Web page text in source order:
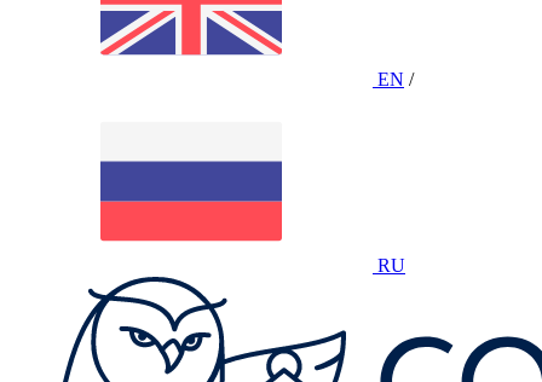
EN /
RU